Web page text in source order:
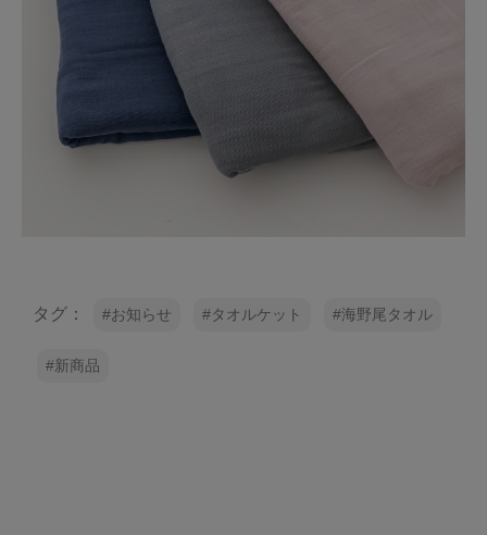
タグ： お知らせ タオルケット 海野尾タオル
新商品